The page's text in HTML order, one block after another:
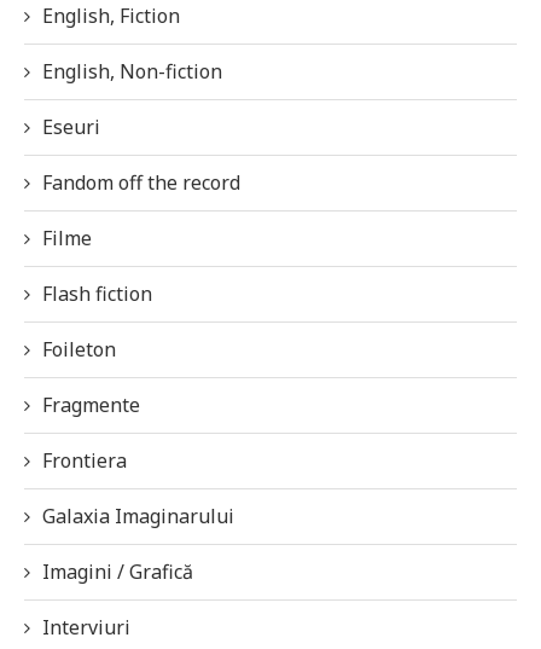
English, Fiction
English, Non-fiction
Eseuri
Fandom off the record
Filme
Flash fiction
Foileton
Fragmente
Frontiera
Galaxia Imaginarului
Imagini / Grafică
Interviuri